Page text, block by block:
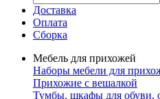
Доставка
Оплата
Сборка
Мебель для прихожей
Наборы мебели для
Прихожие с вешалкой
Тумбы, шкафы для обуви,